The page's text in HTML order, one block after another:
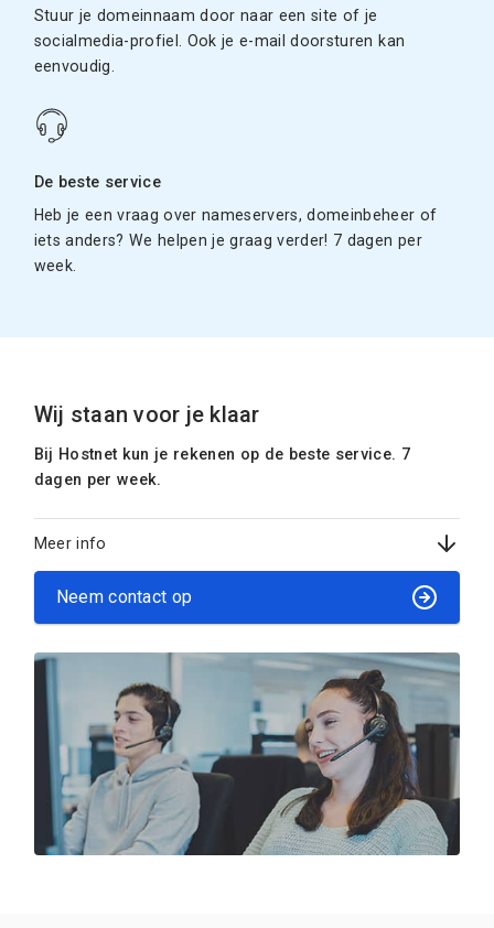
Stuur je domeinnaam door naar een site of je
socialmedia-profiel. Ook je e-mail doorsturen kan
eenvoudig.
De beste service
Heb je een vraag over nameservers, domeinbeheer of
iets anders? We helpen je graag verder! 7 dagen per
week.
Wij staan voor je klaar
Bij Hostnet kun je rekenen op de beste service. 7
dagen per week.
Meer info
Neem contact op